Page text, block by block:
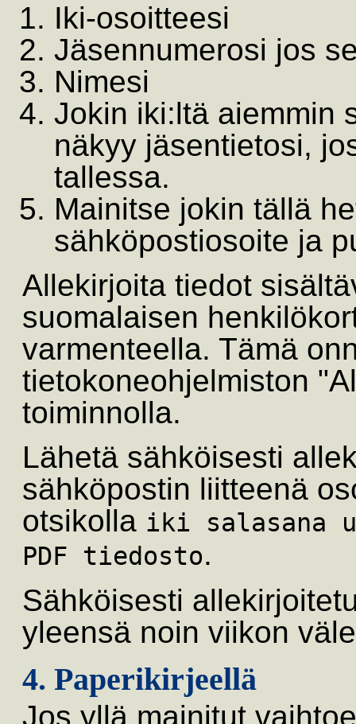
Iki-osoitteesi
Jäsennumerosi jos
Nimesi
Jokin iki:ltä aiemmin
näkyy jäsentietosi,
tallessa.
Mainitse jokin tällä
sähköpostiosoite ja
Allekirjoita tiedot
suomalaisen
varmenteella. Tämä
tietokoneohjelmiston
toiminnolla.
Lähetä sähköisesti
sähköpostin liitteenä
otsikolla iki salasana
PDF tiedosto.
Sähköisesti
yleensä noin viikon
4. Paperikirjeellä
Jos yllä mainitut